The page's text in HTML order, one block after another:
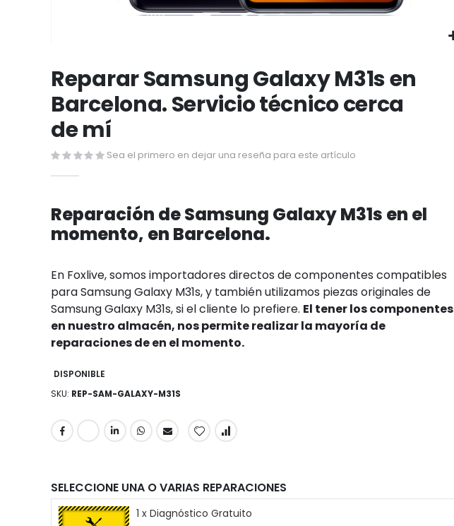
al
comienzo
de
galería
de
Reparar Samsung Galaxy M31s en
Barcelona. Servicio técnico cerca
de mí
Sea el primero en dejar una reseña para este artículo
Reparación de Samsung Galaxy M31s en el
momento, en Barcelona.
En Foxlive, somos importadores directos de componentes compatibles
para Samsung Galaxy M31s, y también utilizamos piezas originales de
Samsung Galaxy M31s, si el cliente lo prefiere. El tener los componentes
en nuestro almacén, nos permite realizar la mayoría de
reparaciones de en el momento.
DISPONIBLE
SKU REP-SAM-GALAXY-M31S
SELECCIONE UNA O VARIAS REPARACIONES
1 x Diagnóstico Gratuito